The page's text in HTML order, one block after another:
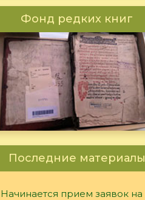
Фонд редких книг
Последние материалы
Начинается прием заявок на